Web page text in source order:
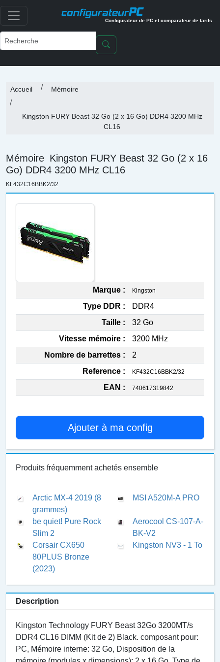
configurateurPC
Configurateur de PC et comparateur de tarifs
Accueil Mémoire
Kingston FURY Beast 32 Go (2 x 16 Go) DDR4 3200 MHz
CL16
Mémoire Kingston FURY Beast 32 Go (2 x 16
Go) DDR4 3200 MHz CL16
KF432C16BBK2/32
Marque : Kingston
Type DDR :
DDR4
Taille :
32 Go
Vitesse mémoire :
3200 MHz
Nombre de barrettes :
2
Reference :
KF432C16BBK2/32
EAN : 740617319842
Ajouter à ma config
Produits fréquemment achetés ensemble
Arctic MX-4 2019 (8
grammes)
MSI A520M-A PRO
be quiet! Pure Rock
Slim 2
Aerocool CS-107-A-
BK-V2
Corsair CX650
80PLUS Bronze
(2023)
Kingston NV3 - 1 To
Description
Kingston Technology FURY Beast 32Go 3200MT/s
DDR4 CL16 DIMM (Kit de 2) Black. composant pour:
PC, Mémoire interne: 32 Go, Disposition de la